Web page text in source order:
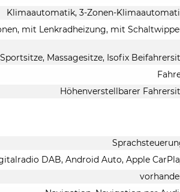
Klimaautomatik, 3-Zonen-
mit Lenkradheizung, mit
Massagesitze, Isofix
Höhenverstellbarer
DAB, Android Auto, Apple